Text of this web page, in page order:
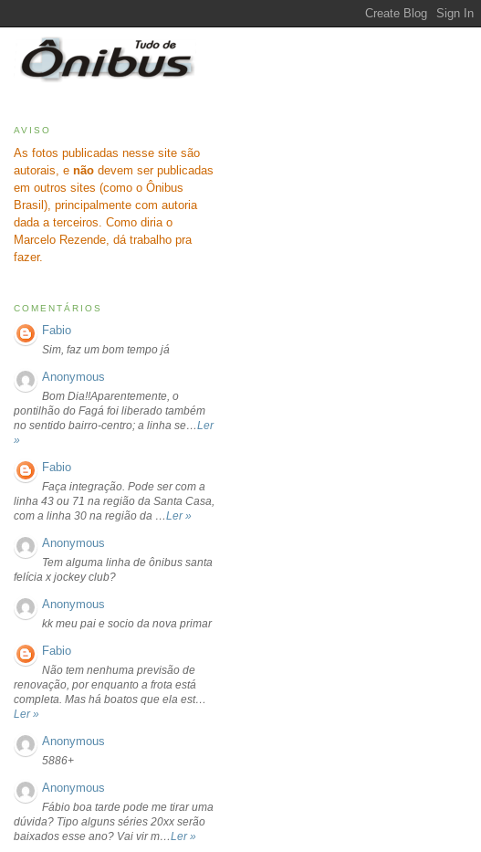
AVISO
As fotos publicadas nesse site são
autorais, e não devem ser publicadas
em outros sites (como o Ônibus
Brasil), principalmente com autoria
dada a terceiros. Como diria o
Marcelo Rezende, dá trabalho pra
fazer.
COMENTÁRIOS
Fabio
Sim, faz um bom tempo já
Anonymous
Bom Dia!!Aparentemente, o
pontilhão do Fagá foi liberado também
no sentido bairro-centro; a linha se…Ler
»
Fabio
Faça integração. Pode ser com a
linha 43 ou 71 na região da Santa Casa,
com a linha 30 na região da …Ler »
Anonymous
Tem alguma linha de ônibus santa
felícia x jockey club?
Anonymous
kk meu pai e socio da nova primar
Fabio
Não tem nenhuma previsão de
renovação, por enquanto a frota está
completa. Mas há boatos que ela est…
Ler »
Anonymous
5886+
Anonymous
Fábio boa tarde pode me tirar uma
dúvida? Tipo alguns séries 20xx serão
baixados esse ano? Vai vir m…Ler »